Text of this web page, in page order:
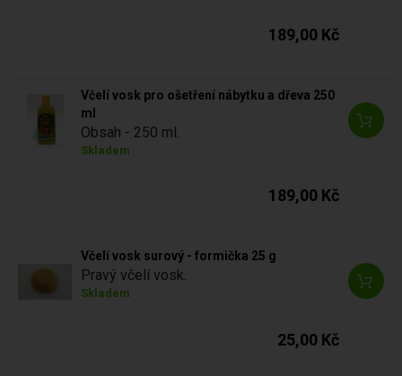
189,00 Kč
Včelí vosk pro ošetření nábytku a dřeva 250
ml
Obsah - 250 ml.
Skladem
189,00 Kč
Včelí vosk surový - formička 25 g
Pravý včelí vosk.
Skladem
25,00 Kč